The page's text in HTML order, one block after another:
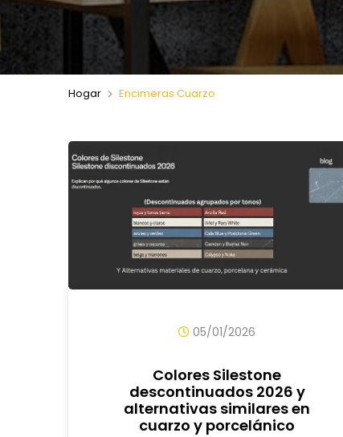
Hogar Encimeras Cuarzo
05/01/2026
Colores Silestone
descontinuados 2026 y
alternativas similares en
cuarzo y porcelánico